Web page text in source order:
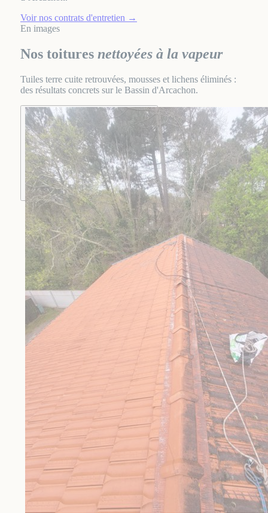
Voir nos contrats d'entretien →
En images
Nos toitures nettoyées à la vapeur
Tuiles terre cuite retrouvées, mousses et lichens éliminés :
des résultats concrets sur le Bassin d'Arcachon.